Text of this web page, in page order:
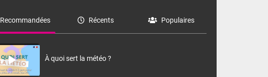
Recommandées Récents Populaires
À quoi sert la météo ?